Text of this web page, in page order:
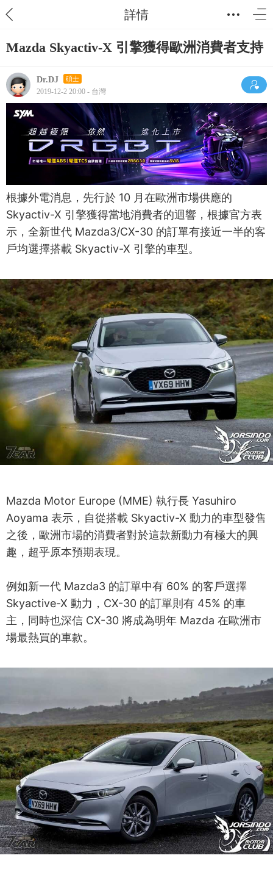
詳情
Mazda Skyactiv-X 引擎獲得歐洲消費者支持
Dr.DJ 碩士
2019-12-2 20:00 - 台灣
根據外電消息，先行於 10 月在歐洲市場供應的
Skyactiv-X 引擎獲得當地消費者的迴響，根據官方表
示，全新世代 Mazda3/CX-30 的訂單有接近一半的客
戶均選擇搭載 Skyactiv-X 引擎的車型。
Mazda Motor Europe (MME) 執行長 Yasuhiro
Aoyama 表示，自從搭載 Skyactiv-X 動力的車型發售
之後，歐洲市場的消費者對於這款新動力有極大的興
趣，超乎原本預期表現。
例如新一代 Mazda3 的訂單中有 60% 的客戶選擇
Skyactive-X 動力，CX-30 的訂單則有 45% 的車
主，同時也深信 CX-30 將成為明年 Mazda 在歐洲市
場最熱買的車款。